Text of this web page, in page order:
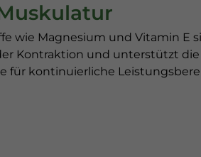
wie Magnesium und Vitamin E
Kontraktion und unterstützt die
für kontinuierliche